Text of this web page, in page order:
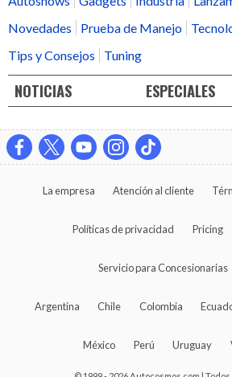
Novedades
Prueba de Manejo
Tips y Consejos
Tuning
NOTICIAS ESPECIALES
La empresa Atención al cliente
Políticas de privacidad Pricing
Servicio para Concesionarias
Argentina Chile Colombia
México Perú Uruguay